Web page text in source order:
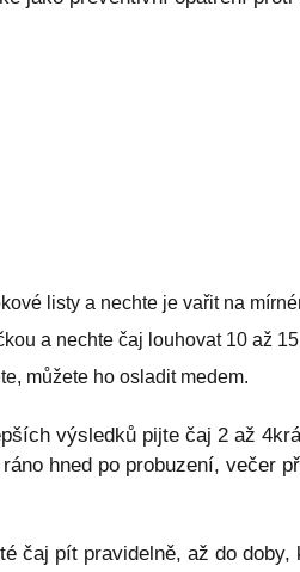
listy a nechte je vařit na
a nechte čaj louhovat 10 až
můžete ho osladit medem.
výsledků pijte čaj 2 až
hned po probuzení, večer
čaj pít pravidelně, až do